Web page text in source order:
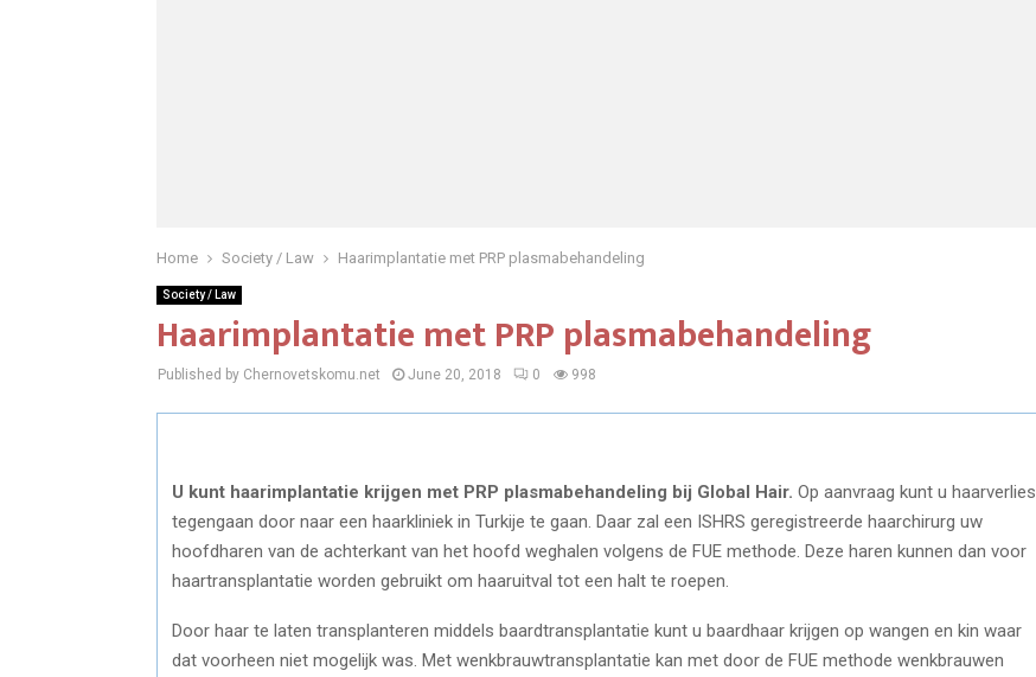
Home Society / Law Haarimplantatie met PRP plasmabehandeling
Society / Law
Haarimplantatie met PRP plasmabehandeling
Published by Chernovetskomu.net June 20, 2018 0 998
U kunt haarimplantatie krijgen met PRP plasmabehandeling bij Global Hair. Op aanvraag kunt u haarverlies
tegengaan door naar een haarkliniek in Turkije te gaan. Daar zal een ISHRS geregistreerde haarchirurg uw
hoofdharen van de achterkant van het hoofd weghalen volgens de FUE methode. Deze haren kunnen dan voor
haartransplantatie worden gebruikt om haaruitval tot een halt te roepen.
Door haar te laten transplanteren middels baardtransplantatie kunt u baardhaar krijgen op wangen en kin waar
dat voorheen niet mogelijk was. Met wenkbrauwtransplantatie kan met door de FUE methode wenkbrauwen